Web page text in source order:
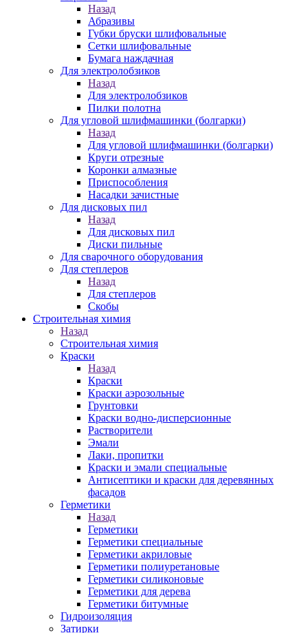
Назад
Абразивы
Губки бруски шлифовальные
Сетки шлифовальные
Бумага наждачная
Для электролобзиков
Назад
Для электролобзиков
Пилки полотна
Для угловой шлифмашинки (болгарки)
Назад
Для угловой шлифмашинки (болгарки)
Круги отрезные
Коронки алмазные
Приспособления
Насадки зачистные
Для дисковых пил
Назад
Для дисковых пил
Диски пильные
Для сварочного оборудования
Для степлеров
Назад
Для степлеров
Скобы
Строительная химия
Назад
Строительная химия
Краски
Назад
Краски
Краски аэрозольные
Грунтовки
Краски водно-дисперсионные
Растворители
Эмали
Лаки, пропитки
Краски и эмали специальные
Антисептики и краски для деревянных
фасадов
Герметики
Назад
Герметики
Герметики специальные
Герметики акриловые
Герметики полиуретановые
Герметики силиконовые
Герметики для дерева
Герметики битумные
Гидроизоляция
Затирки